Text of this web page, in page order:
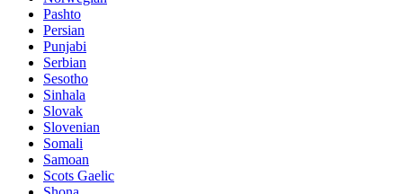
Pashto
Persian
Punjabi
Serbian
Sesotho
Sinhala
Slovak
Slovenian
Somali
Samoan
Scots Gaelic